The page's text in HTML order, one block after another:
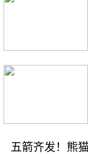
五箭齐发！熊